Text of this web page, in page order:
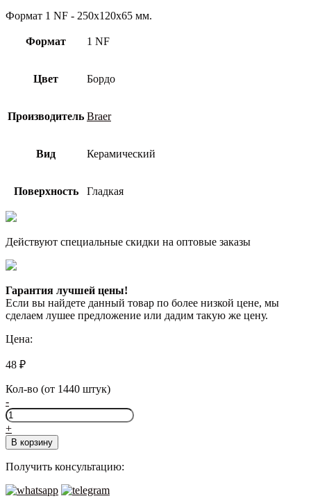
Формат 1 NF - 250x120x65 мм.
Формат 1 NF
Цвет Бордо
Производитель Braer
Вид Керамический
Поверхность Гладкая
Действуют специальные скидки на оптовые заказы
Гарантия лучшей цены!
Если вы найдете данный товар по более низкой цене, мы
сделаем лушее предложение или дадим такую же цену.
Цена:
48 ₽
Кол-во (от 1440 штук)
-
Количество
товара
Облицовочный
кирпич
Браер
БОРДО
гладкий
+
В корзину
Получить консультацию: